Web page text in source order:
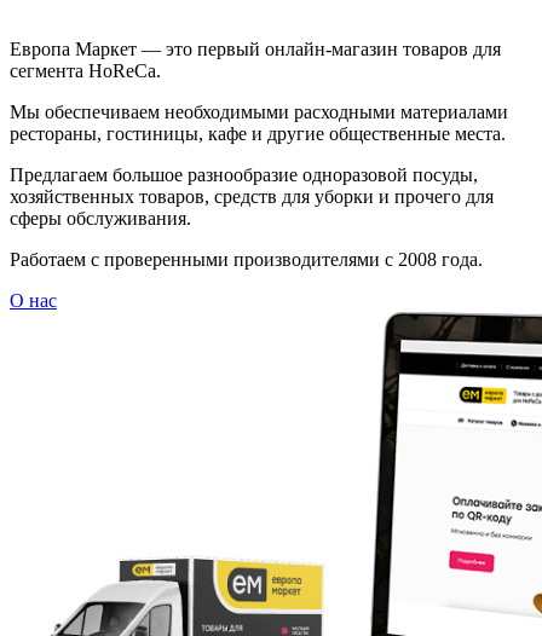
Европа Маркет — это первый онлайн-магазин товаров для
сегмента HoReCa.
Мы обеспечиваем необходимыми расходными материалами
рестораны, гостиницы, кафе и другие общественные места.
Предлагаем большое разнообразие одноразовой посуды,
хозяйственных товаров, средств для уборки и прочего для
сферы обслуживания.
Работаем с проверенными производителями с 2008 года.
О нас